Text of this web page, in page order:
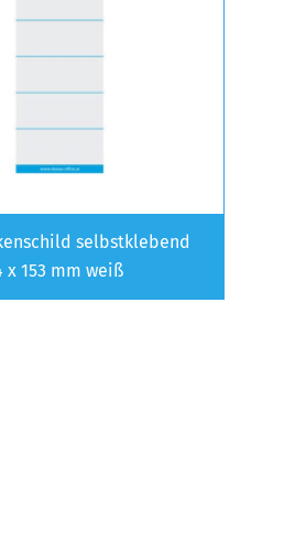
selbstklebend
x 153 mm weiß